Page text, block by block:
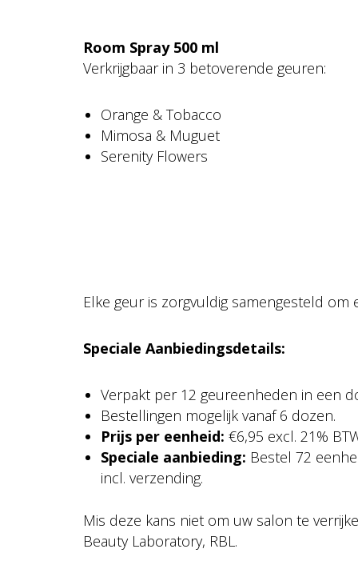
Room Spray 500 ml
Verkrijgbaar in 3 betoverende geuren:
Orange & Tobacco
Mimosa & Muguet
Serenity Flowers
Elke geur is zorgvuldig samengesteld
Speciale Aanbiedingsdetails:
Verpakt per 12 geureenheden in een
Bestellingen mogelijk vanaf 6 dozen.
Prijs per eenheid: €6,95 excl. 21%
Speciale aanbieding: Bestel 72
incl. verzending.
Mis deze kans niet om uw salon te
Beauty Laboratory, RBL.